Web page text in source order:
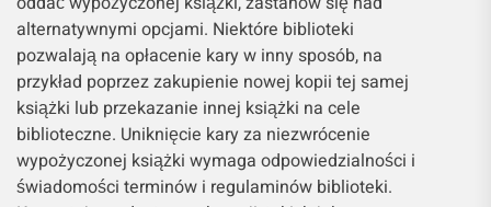
alternatywnymi opcjami. Niektóre biblioteki
pozwalają na opłacenie kary w inny sposób, na
przykład poprzez zakupienie nowej kopii tej samej
książki lub przekazanie innej książki na cele
biblioteczne. Uniknięcie kary za niezwrócenie
wypożyczonej książki wymaga odpowiedzialności i
świadomości terminów i regulaminów biblioteki.